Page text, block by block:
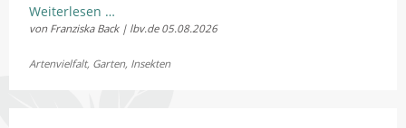
Weiterlesen …
Sommerkonzert:
Bayerns
von Franziska Back | lbv.de 05.08.2026
Artenvielfalt, Garten, Insekten